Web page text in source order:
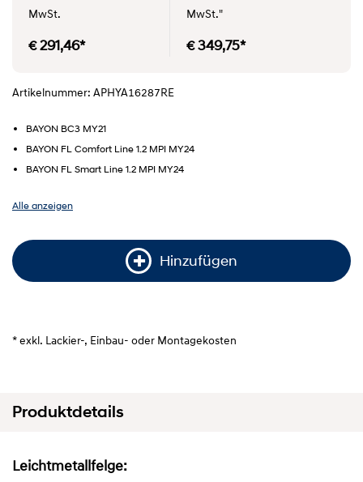
MwSt.
€ 291,46*
MwSt."
€ 349,75*
Artikelnummer: APHYA16287RE
BAYON BC3 MY21
BAYON FL Comfort Line 1.2 MPI MY24
BAYON FL Smart Line 1.2 MPI MY24
Alle anzeigen
Hinzufügen
* exkl. Lackier-, Einbau- oder Montagekosten
Produktdetails
Leichtmetallfelge: